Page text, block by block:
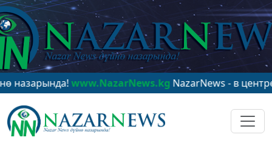
www.NazarNews.kgNazarNews - в центре